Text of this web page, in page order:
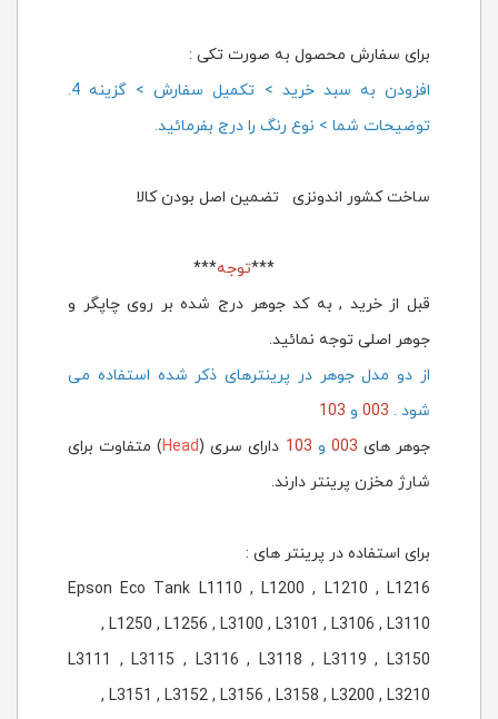
برای سفارش محصول به صورت تکی :
افزودن به سبد خرید > تکمیل سفارش > گزینه 4.
توضیحات شما > نوع رنگ را درج بفرمائید.
ساخت کشور اندونزی تضمین اصل بودن کالا
***توجه***
قبل از خرید , به کد جوهر درج شده بر روی چاپگر و
جوهر اصلی توجه نمائید.
از دو مدل جوهر در پرینترهای ذکر شده استفاده می
شود . 003 و 103
جوهر های 003 و 103 دارای سری (Head) متفاوت برای
شارژ مخزن پرینتر دارند.
برای استفاده در پرینتر های :
Epson Eco Tank L1110 , L1200 , L1210 , L1216
, L1250 , L1256 , L3100 , L3101 , L3106 , L3110
L3111 , L3115 , L3116 , L3118 , L3119 , L3150
, L3151 , L3152 , L3156 , L3158 , L3200 , L3210